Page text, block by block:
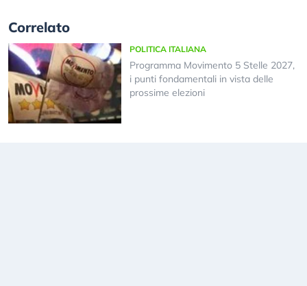
Correlato
POLITICA ITALIANA
Programma Movimento 5 Stelle 2027,
i punti fondamentali in vista delle
prossime elezioni